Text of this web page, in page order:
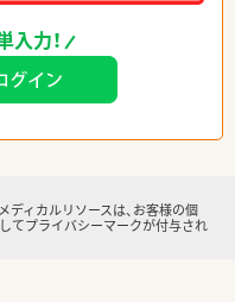
入力！
ディカルリソースは、お客様の個
てプライバシーマークが付与され